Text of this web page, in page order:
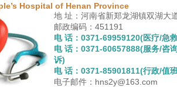
Hospital of Henan Province
地 址：河南省新郑龙湖镇双湖大
邮政编码：451191
电 话：0371-69959120(医疗/急
电 话：0371-60657888(服务/咨
诉)
电 话：0371-85901811(行政/值
电子邮件：hns2y@163.com